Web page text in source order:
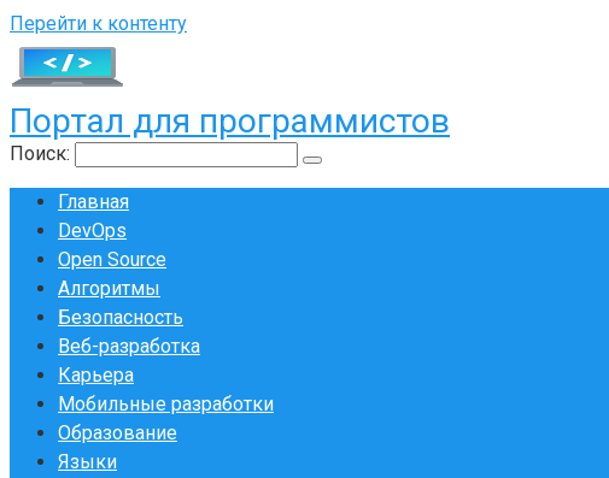
Перейти к контенту
Портал для программистов
Поиск:
Главная
DevOps
Open Source
Алгоритмы
Безопасность
Веб-разработка
Карьера
Мобильные разработки
Образование
Языки